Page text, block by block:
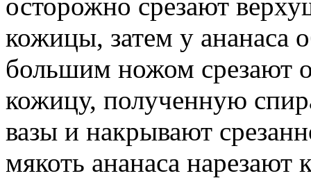
осторожно срезают
кожицы, затем у ананаса
большим ножом срезают
кожицу, полученную
вазы и накрывают
мякоть ананаса нарезают